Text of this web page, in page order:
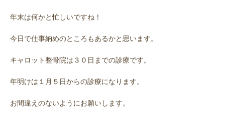
年末は何かと忙しいですね！
今日で仕事納めのところもあるかと思います。
キャロット整骨院は３０日までの診療です。
年明けは１月５日からの診療になります。
お間違えのないようにお願いします。